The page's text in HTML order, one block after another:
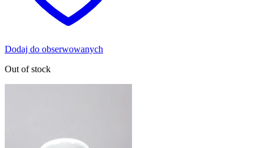
Dodaj do obserwowanych
Out of stock